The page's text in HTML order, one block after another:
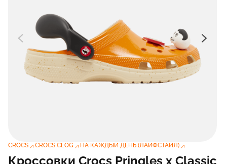
CROCS CROCS CLOG НА КАЖДЫЙ ДЕНЬ (ЛАЙФСТАЙЛ)
Кроссовки Crocs Pringles x Classic